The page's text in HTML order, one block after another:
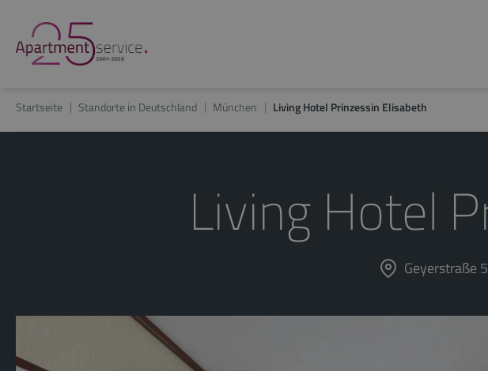
Startseite Standorte in Deutschland München Living Hotel Prinzessin Elisabeth
Living Hotel
Geyerstraße